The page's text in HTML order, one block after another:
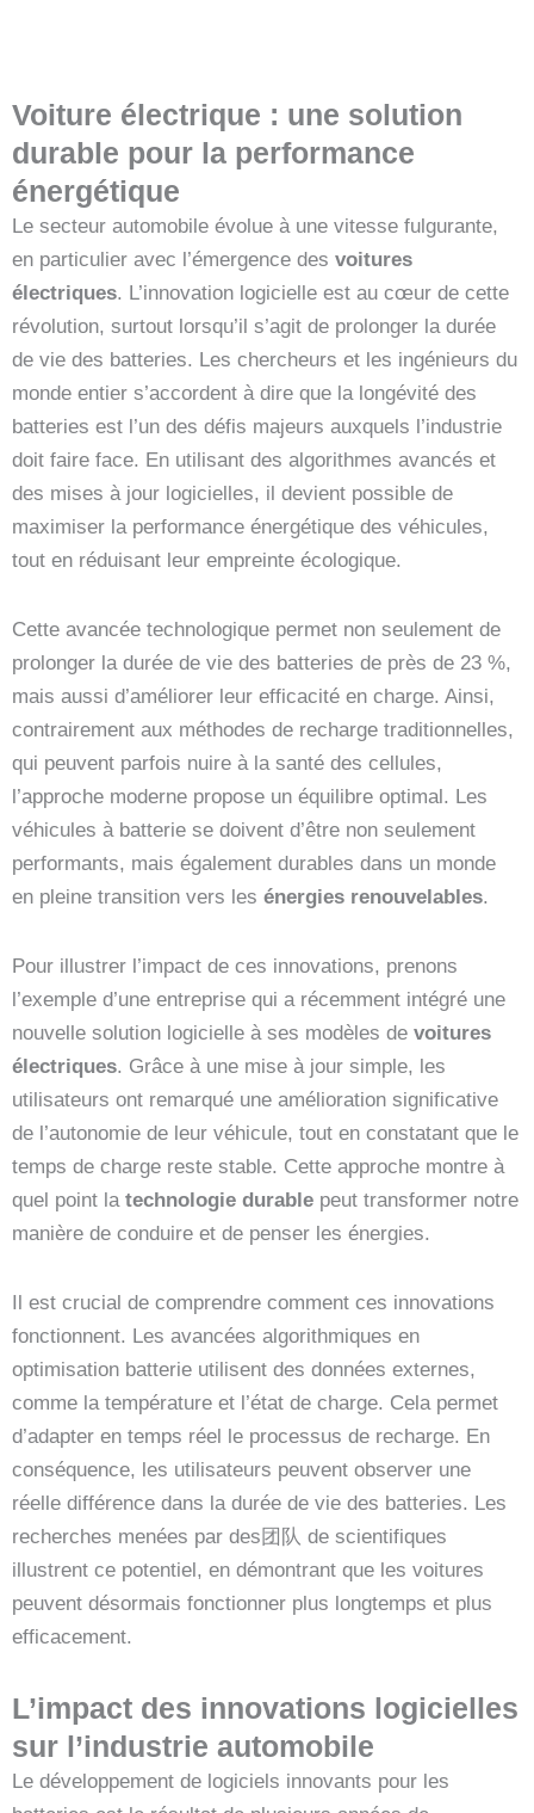
Voiture électrique : une solution
durable pour la performance
énergétique
Le secteur automobile évolue à une vitesse fulgurante,
en particulier avec l’émergence des voitures
électriques. L’innovation logicielle est au cœur de cette
révolution, surtout lorsqu’il s’agit de prolonger la durée
de vie des batteries. Les chercheurs et les ingénieurs du
monde entier s’accordent à dire que la longévité des
batteries est l’un des défis majeurs auxquels l’industrie
doit faire face. En utilisant des algorithmes avancés et
des mises à jour logicielles, il devient possible de
maximiser la performance énergétique des véhicules,
tout en réduisant leur empreinte écologique.
Cette avancée technologique permet non seulement de
prolonger la durée de vie des batteries de près de 23 %,
mais aussi d’améliorer leur efficacité en charge. Ainsi,
contrairement aux méthodes de recharge traditionnelles,
qui peuvent parfois nuire à la santé des cellules,
l’approche moderne propose un équilibre optimal. Les
véhicules à batterie se doivent d’être non seulement
performants, mais également durables dans un monde
en pleine transition vers les énergies renouvelables.
Pour illustrer l’impact de ces innovations, prenons
l’exemple d’une entreprise qui a récemment intégré une
nouvelle solution logicielle à ses modèles de voitures
électriques. Grâce à une mise à jour simple, les
utilisateurs ont remarqué une amélioration significative
de l’autonomie de leur véhicule, tout en constatant que le
temps de charge reste stable. Cette approche montre à
quel point la technologie durable peut transformer notre
manière de conduire et de penser les énergies.
Il est crucial de comprendre comment ces innovations
fonctionnent. Les avancées algorithmiques en
optimisation batterie utilisent des données externes,
comme la température et l’état de charge. Cela permet
d’adapter en temps réel le processus de recharge. En
conséquence, les utilisateurs peuvent observer une
réelle différence dans la durée de vie des batteries. Les
recherches menées par des团队 de scientifiques
illustrent ce potentiel, en démontrant que les voitures
peuvent désormais fonctionner plus longtemps et plus
efficacement.
L’impact des innovations logicielles
sur l’industrie automobile
Le développement de logiciels innovants pour les